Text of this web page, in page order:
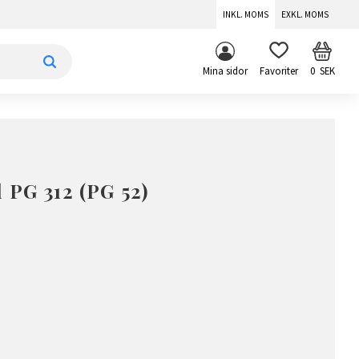
INKL. MOMS EXKL. MOMS
Mina sidor FAVORITER 0SEK
312 (PG 52)